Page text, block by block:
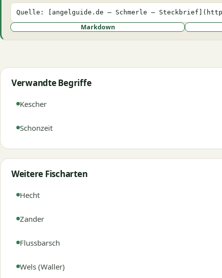
Quelle: [angelguide.de – Schmerle –
Markdown
Verwandte Begriffe
Kescher
Schonzeit
Weitere Fischarten
Hecht
Zander
Flussbarsch
Wels (Waller)